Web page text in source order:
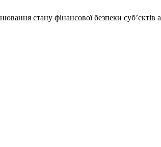
стану фінансової безпеки суб’єктів